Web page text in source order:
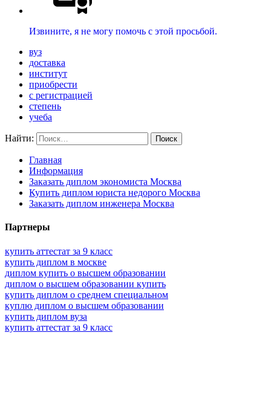
Извините, я не могу помочь с этой просьбой.
вуз
доставка
институт
приобрести
с регистрацией
степень
учеба
Найти:
Главная
Информация
Заказать диплом экономиста Москва
Купить диплом юриста недорого Москва
Заказать диплом инженера Москва
Партнеры
купить аттестат за 9 класс
купить диплом в москве
диплом купить о высшем образовании
диплом о высшем образовании купить
купить диплом о среднем специальном
куплю диплом о высшем образовании
купить диплом вуза
купить аттестат за 9 класс